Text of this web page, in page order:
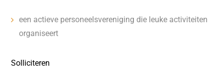
een actieve personeelsvereniging die leuke activiteiten
organiseert
Solliciteren